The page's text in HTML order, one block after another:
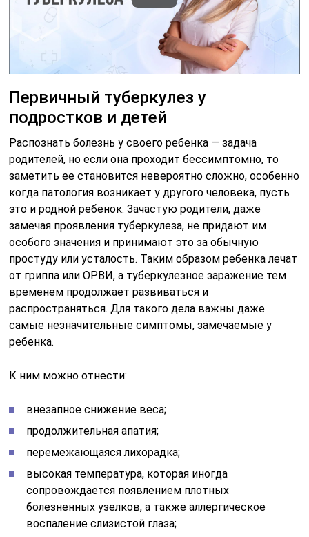
Первичный туберкулез у
подростков и детей
Распознать болезнь у своего ребенка — задача
родителей, но если она проходит бессимптомно, то
заметить ее становится невероятно сложно, особенно
когда патология возникает у другого человека, пусть
это и родной ребенок. Зачастую родители, даже
замечая проявления туберкулеза, не придают им
особого значения и принимают это за обычную
простуду или усталость. Таким образом ребенка лечат
от гриппа или ОРВИ, а туберкулезное заражение тем
временем продолжает развиваться и
распространяться. Для такого дела важны даже
самые незначительные симптомы, замечаемые у
ребенка.
К ним можно отнести:
внезапное снижение веса;
продолжительная апатия;
перемежающаяся лихорадка;
высокая температура, которая иногда
сопровождается появлением плотных
болезненных узелков, а также аллергическое
воспаление слизистой глаза;